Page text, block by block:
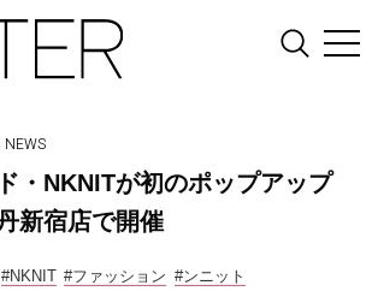
NEWS
・NKNITが初のポップアップ
新宿店で開催
#NKNIT #ファッション #ンニット